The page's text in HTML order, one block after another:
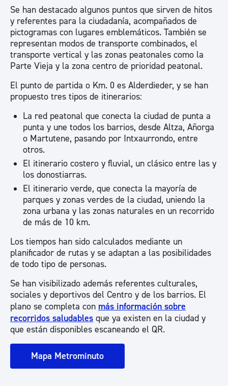
Se han destacado algunos puntos que sirven de hitos
y referentes para la ciudadanía, acompañados de
pictogramas con lugares emblemáticos. También se
representan modos de transporte combinados, el
transporte vertical y las zonas peatonales como la
Parte Vieja y la zona centro de prioridad peatonal.
El punto de partida o Km. 0 es Alderdieder, y se han
propuesto tres tipos de itinerarios:
La red peatonal que conecta la ciudad de punta a
punta y une todos los barrios, desde Altza, Añorga
o Martutene, pasando por Intxaurrondo, entre
otros.
El itinerario costero y fluvial, un clásico entre las y
los donostiarras.
El itinerario verde, que conecta la mayoría de
parques y zonas verdes de la ciudad, uniendo la
zona urbana y las zonas naturales en un recorrido
de más de 10 km.
Los tiempos han sido calculados mediante un
planificador de rutas y se adaptan a las posibilidades
de todo tipo de personas.
Se han visibilizado además referentes culturales,
sociales y deportivos del Centro y de los barrios. El
plano se completa con más información sobre
recorridos saludables que ya existen en la ciudad y
que están disponibles escaneando el QR.
Mapa Metrominuto